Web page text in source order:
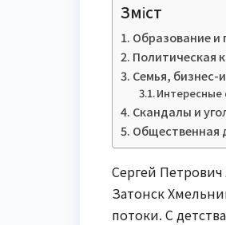
Зміст
Образование и
Политическая
Семья, бизнес-
Интересные
Скандалы и
Общественная
Сергей
Затонск
потоки. С